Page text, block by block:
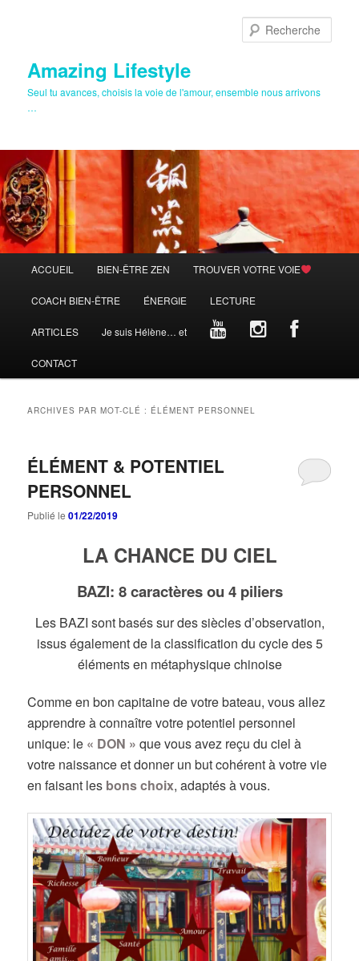
Amazing Lifestyle
Seul tu avances, choisis la voie de l'amour, ensemble nous arrivons
…
principal
ACCUEIL BIEN-ÊTRE ZEN TROUVER VOTRE VOIE
COACH BIEN-ÊTRE ÉNERGIE LECTURE
ARTICLES Je suis Hélène… et
CONTACT
ARCHIVES PAR MOT-CLÉ : ÉLÉMENT PERSONNEL
ÉLÉMENT & POTENTIEL
PERSONNEL
Publié le01/22/2019
LA CHANCE DU CIEL
BAZI: 8 caractères ou 4 piliers
Les BAZI sont basés sur des siècles d’observation,
issus également de la classification du cycle des 5
éléments en métaphysique chinoise
Comme en bon capitaine de votre bateau, vous allez
apprendre à connaître votre potentiel personnel
unique: le « DON » que vous avez reçu du ciel à
votre naissance et donner un but cohérent à votre vie
en faisant les bons choix, adaptés à vous.